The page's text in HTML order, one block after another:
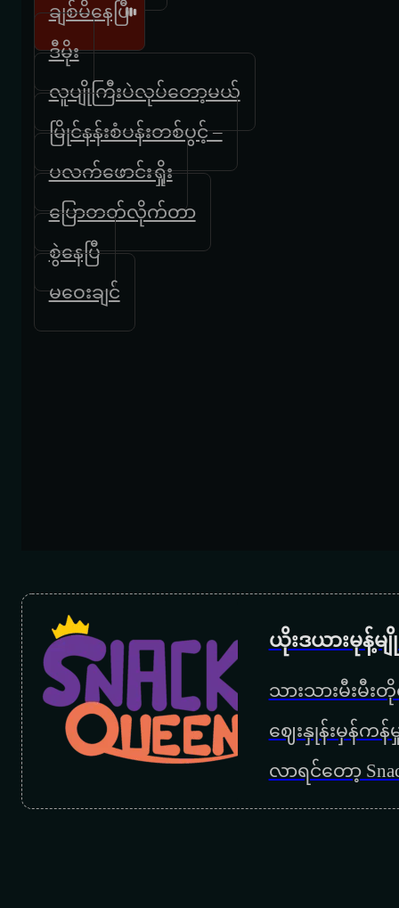
ချစ်မိနေပြီ
ဒီမိုး
လူပျိုကြီးပဲလုပ်တော့မယ်
မြိုင်နန်းစံပန်းတစ်ပွင့် –
ပလက်ဖောင်းရှိုး
ပြောတတ်လိုက်တာ
စွဲနေပြီ
မဝေးချင်
ယိုးဒယားမုန့်
သားသားမီးမီး
ဈေးနှုန်းမှန်က
လာရင်တော့